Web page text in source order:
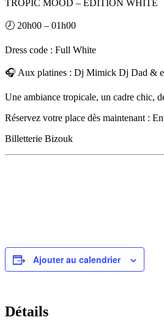
TROPIC MOOD – ÉDITION WHITE
🕗 20h00 – 01h00
Dress code : Full White
🎧 Aux platines : Dj Mimick Dj Dad &
Une ambiance tropicale, un cadre chic,
Réservez votre place dès maintenant :
Billetterie Bizouk
Ajouter au calendrier
Détails